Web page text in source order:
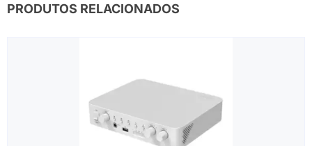
PRODUTOS RELACIONADOS